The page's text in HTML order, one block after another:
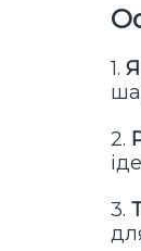
1.
2.
3.